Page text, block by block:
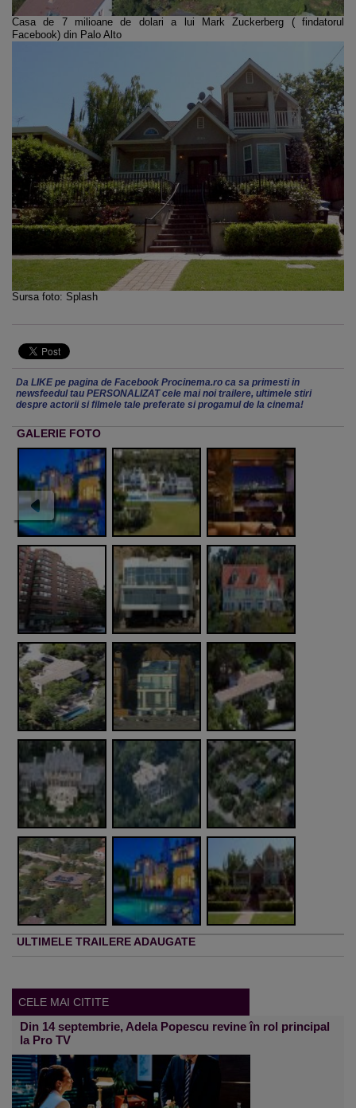
Casa de 7 milioane de dolari a lui Mark Zuckerberg ( findatorul
Facebook) din Palo Alto
Sursa foto: Splash
Da LIKE pe pagina de Facebook Procinema.ro ca sa primesti in
newsfeedul tau PERSONALIZAT cele mai noi trailere, ultimele stiri
despre actorii si filmele tale preferate si progamul de la cinema!
GALERIE FOTO
ULTIMELE TRAILERE ADAUGATE
CELE MAI CITITE
Din 14 septembrie, Adela Popescu revine în rol principal
la Pro TV